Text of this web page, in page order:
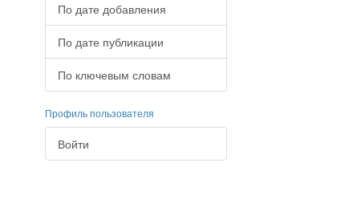
По дате добавления
По дате публикации
По ключевым словам
Профиль пользователя
Войти